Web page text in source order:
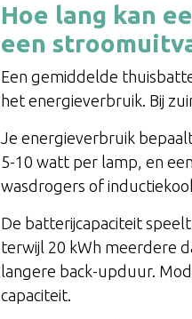
Hoe lang kan
een
Een gemiddelde
het energieverbruik. Bij
Je energieverbruik
5-10 watt per lamp, en
wasdrogers of
De batterijcapaciteit
terwijl 20 kWh meerdere
langere back-upduur.
capaciteit.